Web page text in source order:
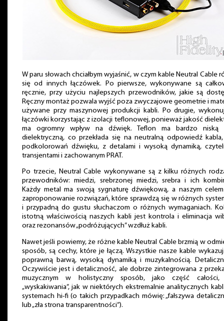
W paru słowach chciałbym wyjaśnić, w czym kable Neutral Cable
się od innych łączówek. Po pierwsze, wykonywane są
ręcznie, przy użyciu najlepszych przewodników, jakie są
Ręczny montaż pozwala wyjść poza zwyczajowe geometrie i
używane przy maszynowej produkcji kabli. Po drugie,
łączówki korzystając z izolacji teflonowej, ponieważ jakość
ma ogromny wpływ na dźwięk. Teflon ma bardzo niską
dielektryczną, co przekłada się na neutralną odpowiedź
podkolorowań dźwięku, z detalami i wysoką dynamiką,
transjentami i zachowanym PRAT.
Po trzecie, Neutral Cable wykonywane są z kilku różnych
przewodników: miedzi, srebrzonej miedzi, srebra i ich
Każdy metal ma swoją sygnaturę dźwiękową, a naszym
zaproponowanie rozwiązań, które sprawdzą się w różnych
i przypadną do gustu słuchaczom o różnych wymaganiach.
istotną właściwością naszych kabli jest kontrola i eliminacja
oraz rezonansów „podróżujących” wzdłuż kabli.
Nawet jeśli powiemy, że różne kable Neutral Cable brzmią w
sposób, są cechy, które je łączą. Wszystkie nasze kable
poprawną barwą, wysoką dynamiką i muzykalnością.
Oczywiście jest i detaliczność, ale dobrze zintegrowana z
muzycznym w holistyczny sposób, jako część całości,
„wyskakiwania”, jak w niektórych ekstremalnie analitycznych
systemach hi-fi (o takich przypadkach mówię: „fałszywa
lub „zła strona transparentności”).